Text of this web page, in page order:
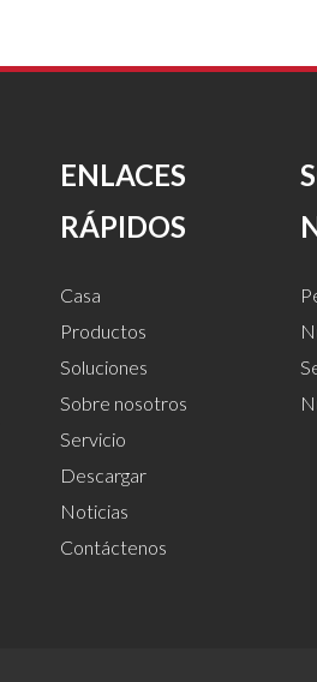
ENLACES
RÁPIDOS
Casa
Productos
Soluciones
Sobre nosotros
Servicio
Descargar
Noticias
Contáctenos